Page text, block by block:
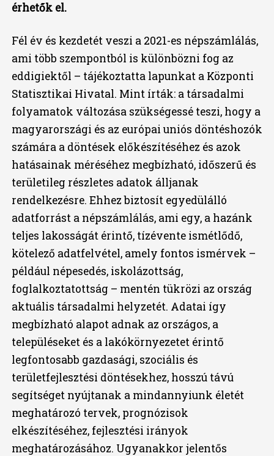
érhetők el.
Fél év és kezdetét veszi a 2021-es népszámlálás,
ami több szempontból is különbözni fog az
eddigiektől – tájékoztatta lapunkat a Központi
Statisztikai Hivatal. Mint írták: a társadalmi
folyamatok változása szükségessé teszi, hogy a
magyarországi és az európai uniós döntéshozók
számára a döntések előkészítéséhez és azok
hatásainak méréséhez megbízható, időszerű és
területileg részletes adatok álljanak
rendelkezésre. Ehhez biztosít egyedülálló
adatforrást a népszámlálás, ami egy, a hazánk
teljes lakosságát érintő, tízévente ismétlődő,
kötelező adatfelvétel, amely fontos ismérvek –
például népesedés, iskolázottság,
foglalkoztatottság – mentén tükrözi az ország
aktuális társadalmi helyzetét. Adatai így
megbízható alapot adnak az országos, a
településeket és a lakókörnyezetet érintő
legfontosabb gazdasági, szociális és
területfejlesztési döntésekhez, hosszú távú
segítséget nyújtanak a mindannyiunk életét
meghatározó tervek, prognózisok
elkészítéséhez, fejlesztési irányok
meghatározásához. Ugyanakkor jelentős